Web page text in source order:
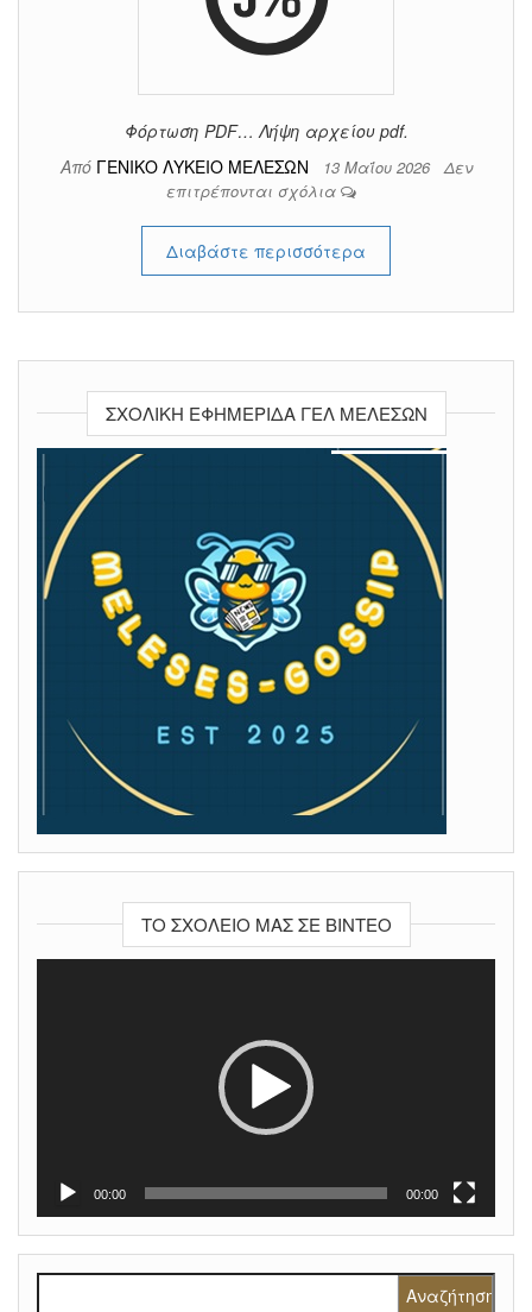
Φόρτωση PDF… Λήψη αρχείου pdf.
Από ΓΕΝΙΚΟ ΛΥΚΕΙΟ ΜΕΛΕΣΩΝ 13 Μαΐου 2026 Δεν
επιτρέπονται σχόλια
Διαβάστε περισσότερα
ΣΧΟΛΙΚΉ ΕΦΗΜΕΡΊΔΑ ΓΕΛ ΜΕΛΕΣΩΝ
ΤΟ ΣΧΟΛΕΊΟ ΜΑΣ ΣΕ ΒΊΝΤΕΟ
00:00 00:00